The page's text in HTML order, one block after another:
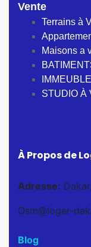
Vente
Terrains à
Maisons a
STUDIO À
À Propos de
Adresse:
Osm@loger-
Blog